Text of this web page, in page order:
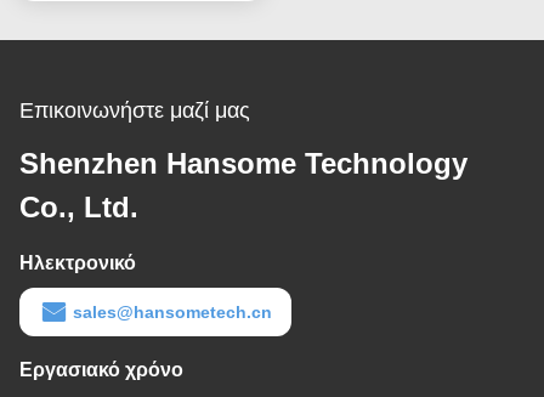
Επικοινωνήστε μαζί μας
Shenzhen Hansome Technology
Co., Ltd.
Ηλεκτρονικό
sales@hansometech.cn
Εργασιακό χρόνο